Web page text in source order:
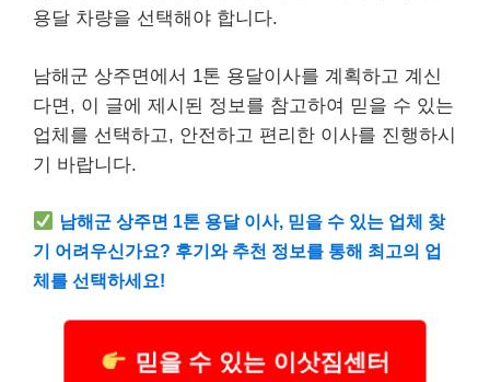
용달 차량을 선택해야 합니다.
남해군 상주면에서 1톤 용달이사를 계획하고 계신
다면, 이 글에 제시된 정보를 참고하여 믿을 수 있는
업체를 선택하고, 안전하고 편리한 이사를 진행하시
기 바랍니다.
남해군 상주면 1톤 용달 이사, 믿을 수 있는 업체 찾
기 어려우신가요? 후기와 추천 정보를 통해 최고의 업
체를 선택하세요!
믿을 수 있는 이삿짐센터